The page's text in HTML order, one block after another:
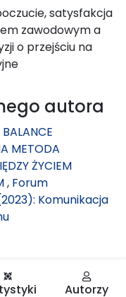
satysfakcja
zawodowym a
o przejściu na
autora
METODA
ŻYCIEM
, Forum
Komunikacja
Autorzy